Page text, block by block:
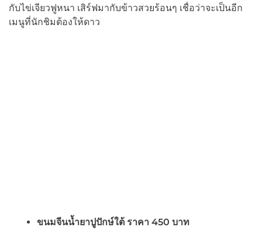
กับไข่เจียวฟูหนา เสิร์ฟมากับข้าวสวยร้อนๆ เชื่อว่าจะเป็นอีก
เมนูที่นักชิมต้องให้ดาว
ขนมจีนน้ำยาปูปักษ์ใต้ ราคา 450 บาท